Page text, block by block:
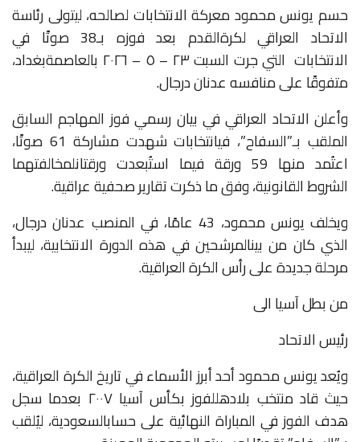
حسميونسمحمودمعركةالانتخاباتلصالحه،ليتولىرئاسة
الاتحاد العراقي لكرةالقدم بعد فوزه بـ38 صوتًا في
الانتخابات التيجرت السبت٢٣ – ٥ – ٢٠٢٦ بالعاصمةبغداد،
متفوقًا علىمنافسهعدناندرجال.
وأعلن الاتحاد العراقيفي بيان رسميفوز المهاجم السابق
الملقب بـ”السفاح”، فيانتخابات شهدت مشاركة
صوتًا،
اعتُمد منها ورقة فيما استُبعدت ورقتانلمخالفتهما
الشروطالقانونية،وفقماذكرتتقاريرصحفيةعراقية.
ويخلف يونس محمود، عامًا، في المنصب عدنان درجال،
الذي كان من بينالمرشحين في هذه الدورة الانتخابية، ليبدأ
مرحلةجديدةعلىرأسالكرةالعراقية.
منبطلآسياالى
رئيسالاتحاد
ويُعديونسمحمودأحدأبرزالأسماءفيتاريخالكرةالعراقية،
حيث قاد منتخب بلادهللفوز بكأس آسيا ٢٠٠٧ بعدما سجل
هدف الفوزفي المباراة النهائية علىحسابالسعودية، ليُلقب